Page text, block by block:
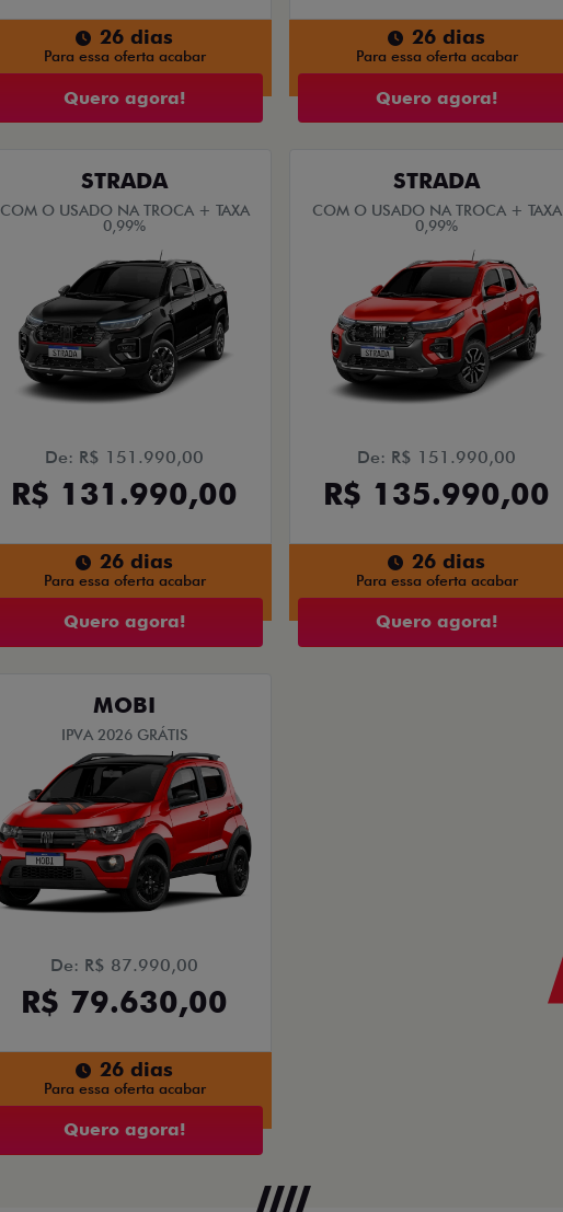
26 dias
Para essa oferta acabar
Quero agora!
26 dias
Para essa oferta acabar
Quero agora!
STRADA
COM O USADO NA TROCA + TAXA
0,99%
De: R$ 151.990,00
R$ 131.990,00
26 dias
Para essa oferta acabar
Quero agora!
STRADA
COM O USADO NA TROCA + TAXA
0,99%
De: R$ 151.990,00
R$ 135.990,00
26 dias
Para essa oferta acabar
Quero agora!
MOBI
IPVA 2026 GRÁTIS
De: R$ 87.990,00
R$ 79.630,00
26 dias
Para essa oferta acabar
Quero agora!